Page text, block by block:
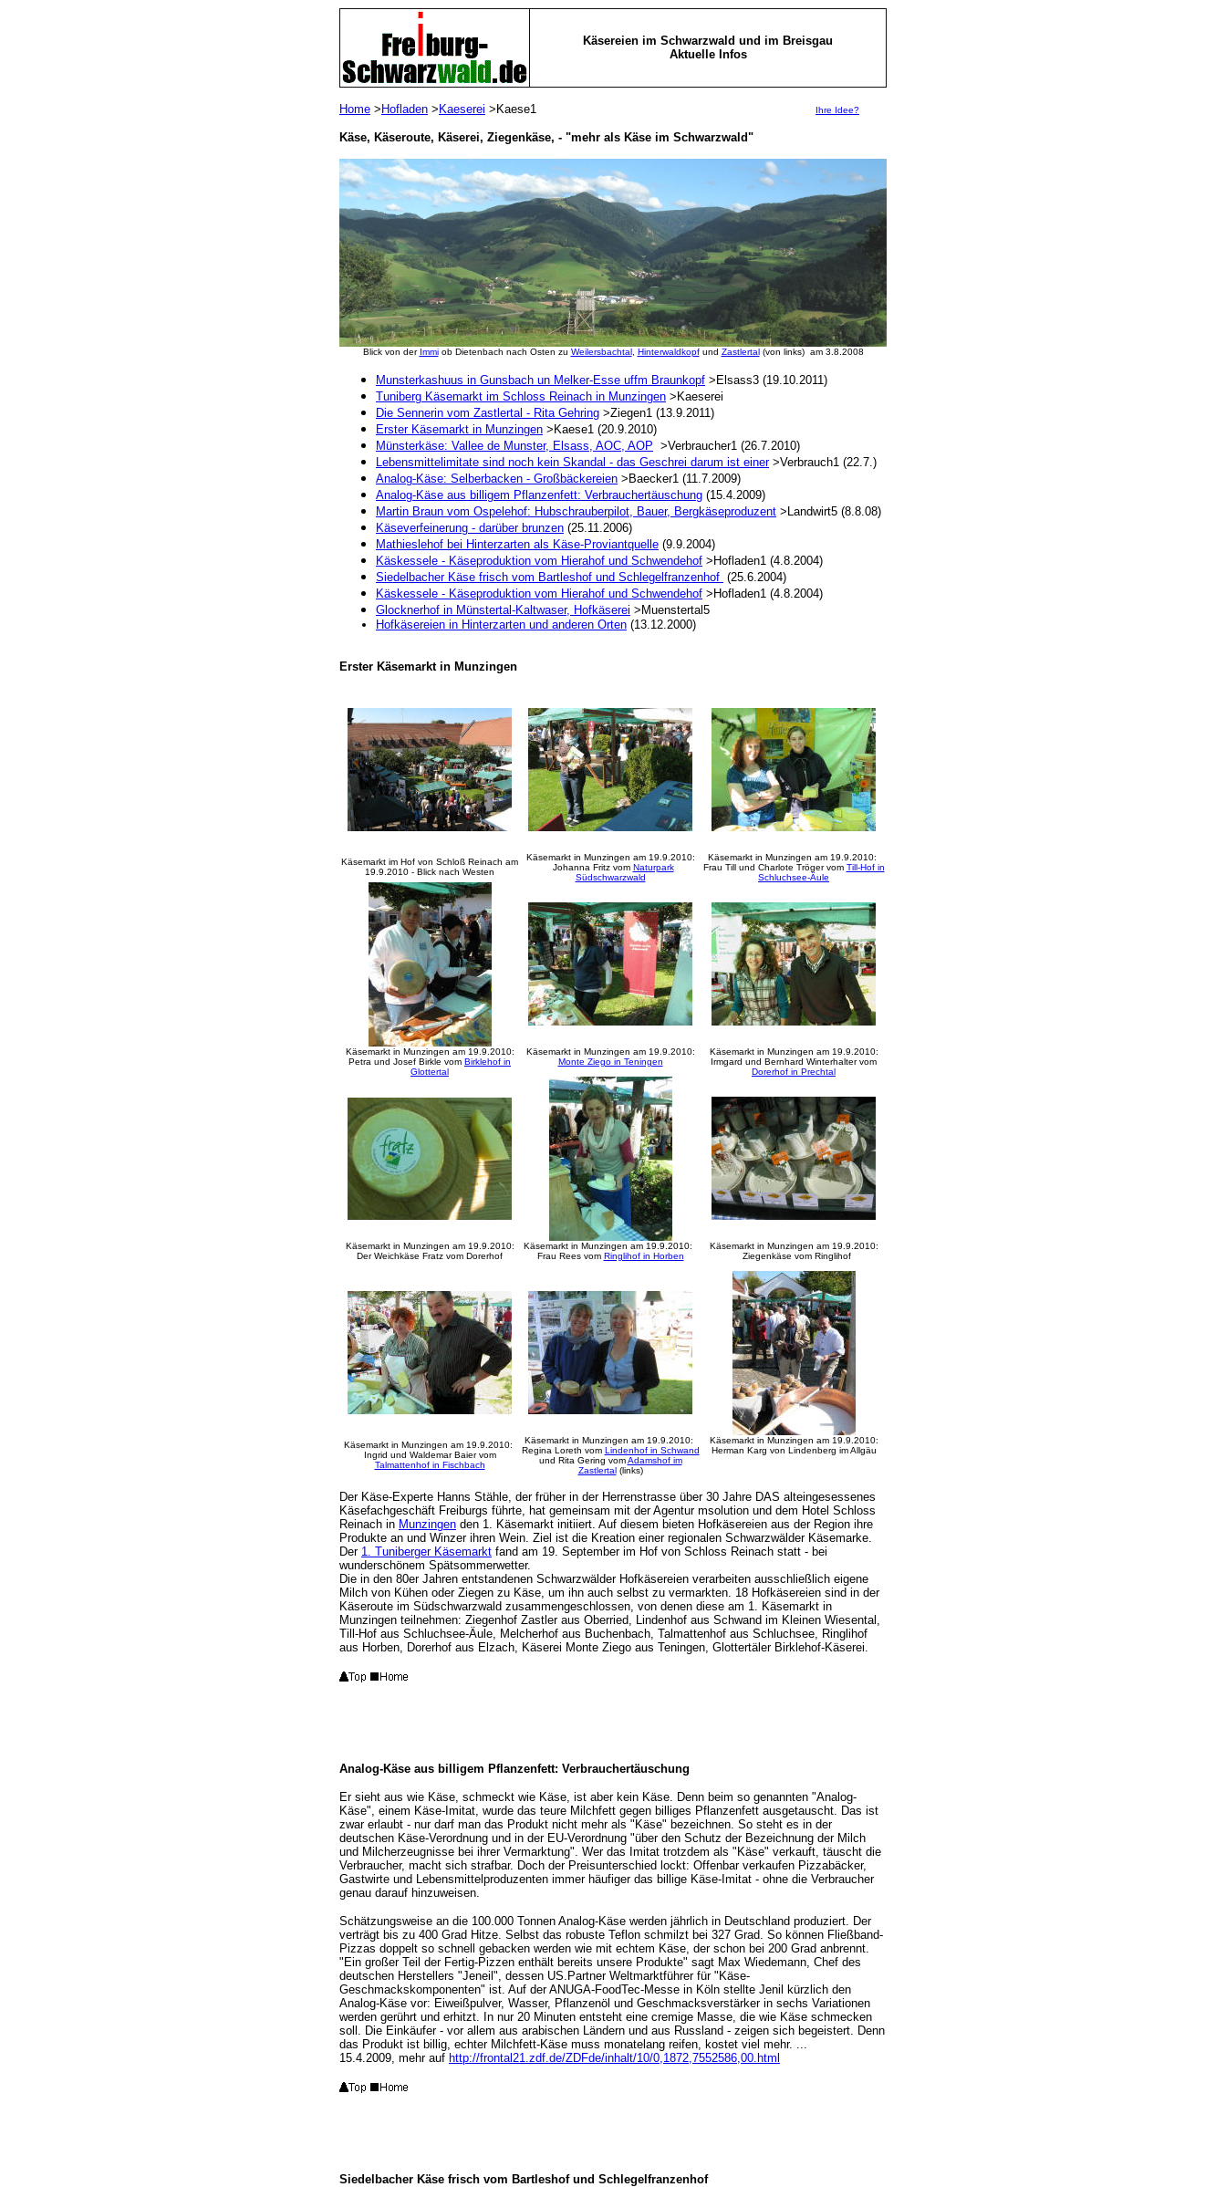
Käsereien im Schwarzwald und im Breisgau
Aktuelle Infos
Home > Hofladen > Kaeserei >Kaese1 Ihre Idee?
Käse, Käseroute, Käserei, Ziegenkäse, - "mehr als Käse im Schwarzwald"
Blick von der Immiob Dietenbach nach Osten zu Weilersbachtal, Hinterwaldkopfund Zastlertal(von links) am 3.8.2008
Munsterkashuus in Gunsbach un Melker-Esse uffm Braunkopf >Elsass3 (19.10.2011)
Tuniberg Käsemarkt im Schloss Reinach in Munzingen >Kaeserei
Die Sennerin vom Zastlertal - Rita Gehring >Ziegen1 (13.9.2011)
Erster Käsemarkt in Munzingen >Kaese1 (20.9.2010)
Münsterkäse: Vallee de Munster, Elsass, AOC, AOP >Verbraucher1 (26.7.2010)
Lebensmittelimitate sind noch kein Skandal - das Geschrei darum ist einer>Verbrauch1 (22.7.)
Analog-Käse: Selberbacken - Großbäckereien >Baecker1 (11.7.2009)
Analog-Käse aus billigem Pflanzenfett: Verbrauchertäuschung (15.4.2009)
Martin Braun vom Ospelehof: Hubschrauberpilot, Bauer, Bergkäseproduzent >Landwirt5 (8.8.08)
Käseverfeinerung - darüber brunzen (25.11.2006)
Mathieslehof bei Hinterzarten als Käse-Proviantquelle (9.9.2004)
Käskessele - Käseproduktion vom Hierahof und Schwendehof >Hofladen1 (4.8.2004)
Siedelbacher Käse frisch vom Bartleshof und Schlegelfranzenhof (25.6.2004)
Käskessele - Käseproduktion vom Hierahof und Schwendehof >Hofladen1 (4.8.2004)
Glocknerhof in Münstertal-Kaltwaser, Hofkäserei >Muenstertal5
Hofkäsereien in Hinterzarten und anderen Orten (13.12.2000)
Erster Käsemarkt in Munzingen
Käsemarkt im Hof von Schloß Reinach am
19.9.2010 - Blick nach Westen
Käsemarkt in Munzingen am 19.9.2010:
Johanna Fritz vom Naturpark
Südschwarzwald
Käsemarkt in Munzingen am 19.9.2010:
Frau Till und Charlote Tröger vom Till-Hof in
Schluchsee-Äule
Käsemarkt in Munzingen am 19.9.2010:
Petra und Josef Birkle vom Birklehof in
Glottertal
Käsemarkt in Munzingen am 19.9.2010:
Monte Ziego in Teningen
Käsemarkt in Munzingen am 19.9.2010:
Irmgard und Bernhard Winterhalter vom
Dorerhof in Prechtal
Käsemarkt in Munzingen am 19.9.2010:
Der Weichkäse Fratz vom Dorerhof
Käsemarkt in Munzingen am 19.9.2010:
Frau Rees vom Ringlihof in Horben
Käsemarkt in Munzingen am 19.9.2010:
Ziegenkäse vom Ringlihof
Käsemarkt in Munzingen am 19.9.2010:
Ingrid und Waldemar Baier vom
Talmattenhof in Fischbach
Käsemarkt in Munzingen am 19.9.2010:
Regina Loreth vom Lindenhof in Schwand
und Rita Gering vomAdamshof im
Zastlertal(links)
Käsemarkt in Munzingen am 19.9.2010:
Herman Karg von Lindenberg im Allgäu
Der Käse-Experte Hanns Stähle, der früher in der Herrenstrasse über 30 Jahre DAS alteingesessenes
Käsefachgeschäft Freiburgs führte, hat gemeinsam mit der Agentur msolution und dem Hotel Schloss
Reinach in Munzingen den 1. Käsemarkt initiiert. Auf diesem bieten Hofkäsereien aus der Region ihre
Produkte an und Winzer ihren Wein. Ziel ist die Kreation einer regionalen Schwarzwälder Käsemarke.
Der 1. Tuniberger Käsemarkt fand am 19. September im Hof von Schloss Reinach statt - bei
wunderschönem Spätsommerwetter.
Die in den 80er Jahren entstandenen Schwarzwälder Hofkäsereien verarbeiten ausschließlich eigene
Milch von Kühen oder Ziegen zu Käse, um ihn auch selbst zu vermarkten. 18 Hofkäsereien sind in der
Käseroute im Südschwarzwald zusammengeschlossen, von denen diese am 1. Käsemarkt in
Munzingen teilnehmen: Ziegenhof Zastler aus Oberried, Lindenhof aus Schwand im Kleinen Wiesental,
Till-Hof aus Schluchsee-Äule, Melcherhof aus Buchenbach, Talmattenhof aus Schluchsee, Ringlihof
aus Horben, Dorerhof aus Elzach, Käserei Monte Ziego aus Teningen, Glottertäler Birklehof-Käserei.
Analog-Käse aus billigem Pflanzenfett: Verbrauchertäuschung
Er sieht aus wie Käse, schmeckt wie Käse, ist aber kein Käse. Denn beim so genannten "Analog-
Käse", einem Käse-Imitat, wurde das teure Milchfett gegen billiges Pflanzenfett ausgetauscht. Das ist
zwar erlaubt - nur darf man das Produkt nicht mehr als "Käse" bezeichnen. So steht es in der
deutschen Käse-Verordnung und in der EU-Verordnung "über den Schutz der Bezeichnung der Milch
und Milcherzeugnisse bei ihrer Vermarktung". Wer das Imitat trotzdem als "Käse" verkauft, täuscht die
Verbraucher, macht sich strafbar. Doch der Preisunterschied lockt: Offenbar verkaufen Pizzabäcker,
Gastwirte und Lebensmittelproduzenten immer häufiger das billige Käse-Imitat - ohne die Verbraucher
genau darauf hinzuweisen.
Schätzungsweise an die 100.000 Tonnen Analog-Käse werden jährlich in Deutschland produziert. Der
verträgt bis zu 400 Grad Hitze. Selbst das robuste Teflon schmilzt bei 327 Grad. So können Fließband-
Pizzas doppelt so schnell gebacken werden wie mit echtem Käse, der schon bei 200 Grad anbrennt.
"Ein großer Teil der Fertig-Pizzen enthält bereits unsere Produkte" sagt Max Wiedemann, Chef des
deutschen Herstellers "Jeneil", dessen US.Partner Weltmarktführer für "Käse-
Geschmackskomponenten" ist. Auf der ANUGA-FoodTec-Messe in Köln stellte Jenil kürzlich den
Analog-Käse vor: Eiweißpulver, Wasser, Pflanzenöl und Geschmacksverstärker in sechs Variationen
werden gerührt und erhitzt. In nur 20 Minuten entsteht eine cremige Masse, die wie Käse schmecken
soll. Die Einkäufer - vor allem aus arabischen Ländern und aus Russland - zeigen sich begeistert. Denn
das Produkt ist billig, echter Milchfett-Käse muss monatelang reifen, kostet viel mehr. ...
15.4.2009, mehr auf http://frontal21.zdf.de/ZDFde/inhalt/10/0,1872,7552586,00.html
Siedelbacher Käse frisch vom Bartleshof und Schlegelfranzenhof